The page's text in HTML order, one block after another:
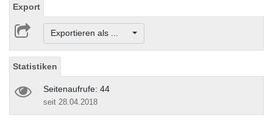
Export
Exportieren als ...
Statistiken
Seitenaufrufe: 44
seit 28.04.2018